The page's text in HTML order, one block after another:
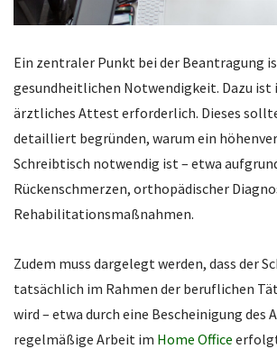
Ein zentraler Punkt bei der Beantragung
gesundheitlichen Notwendigkeit. Dazu ist
ärztliches Attest erforderlich. Dieses
detailliert begründen, warum ein
Schreibtisch notwendig ist – etwa
Rückenschmerzen, orthopädischer
Rehabilitationsmaßnahmen.
Zudem muss dargelegt werden, dass der
tatsächlich im Rahmen der beruflichen
wird – etwa durch eine Bescheinigung des
regelmäßige Arbeit im Home Office